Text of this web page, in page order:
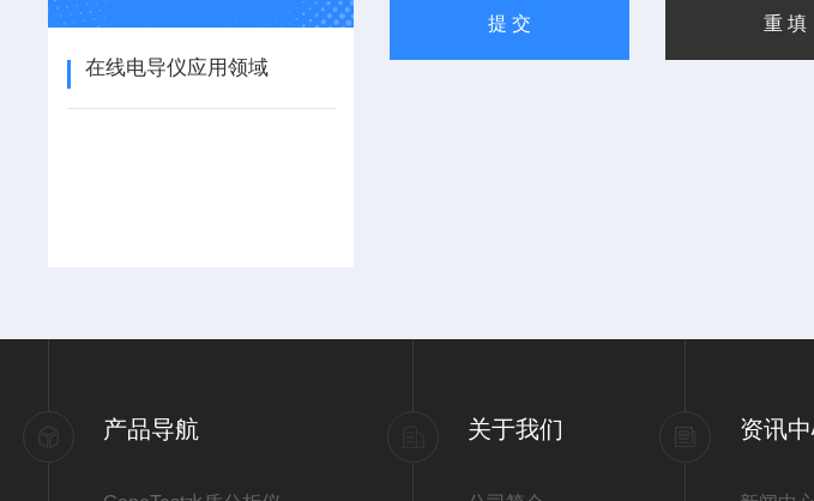
在线电导仪应用领域
产品导航 关于我们 资讯